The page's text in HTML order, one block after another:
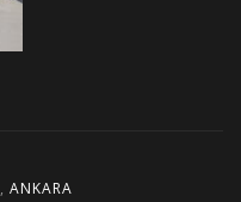
, ANKARA